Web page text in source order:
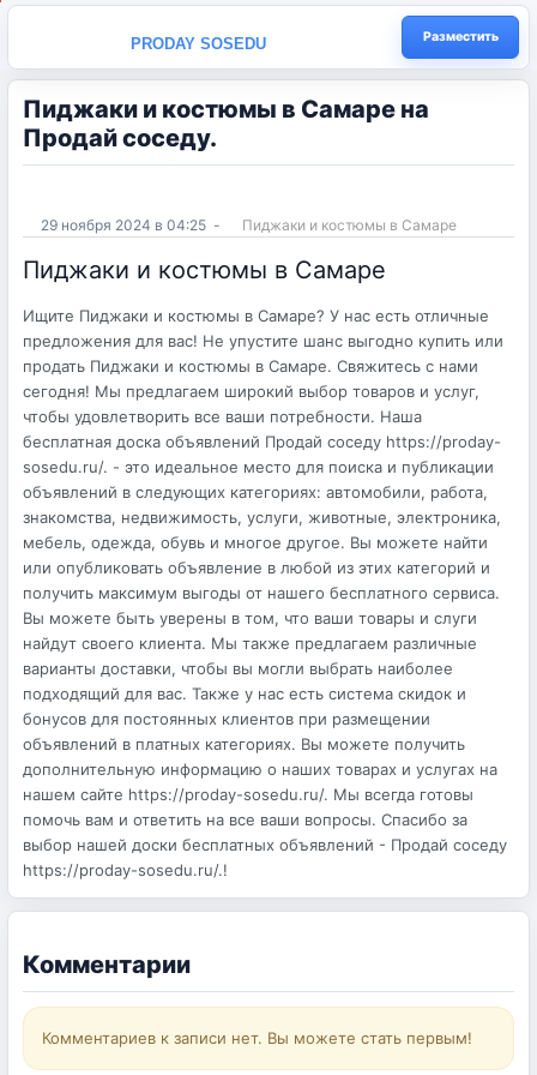
PRODAY SOSEDU Разместить
Пиджаки и костюмы в Самаре на
Продай соседу.
29 ноября 2024 в 04:25 - Пиджаки и костюмы в Самаре
Пиджаки и костюмы в Самаре
Ищите Пиджаки и костюмы в Самаре? У нас есть отличные
предложения для вас! Не упустите шанс выгодно купить или
продать Пиджаки и костюмы в Самаре. Свяжитесь с нами
сегодня! Мы предлагаем широкий выбор товаров и услуг,
чтобы удовлетворить все ваши потребности. Наша
бесплатная доска объявлений Продай соседу https://proday-
sosedu.ru/. - это идеальное место для поиска и публикации
объявлений в следующих категориях: автомобили, работа,
знакомства, недвижимость, услуги, животные, электроника,
мебель, одежда, обувь и многое другое. Вы можете найти
или опубликовать объявление в любой из этих категорий и
получить максимум выгоды от нашего бесплатного сервиса.
Вы можете быть уверены в том, что ваши товары и слуги
найдут своего клиента. Мы также предлагаем различные
варианты доставки, чтобы вы могли выбрать наиболее
подходящий для вас. Также у нас есть система скидок и
бонусов для постоянных клиентов при размещении
объявлений в платных категориях. Вы можете получить
дополнительную информацию о наших товарах и услугах на
нашем сайте https://proday-sosedu.ru/. Мы всегда готовы
помочь вам и ответить на все ваши вопросы. Спасибо за
выбор нашей доски бесплатных объявлений - Продай соседу
https://proday-sosedu.ru/.!
Комментарии
Комментариев к записи нет. Вы можете стать первым!